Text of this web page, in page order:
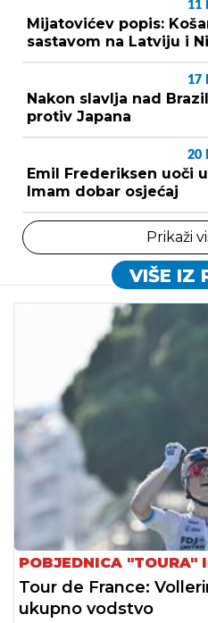
11
Mijatovićev popis:
sastavom na Latviju i
17
Nakon slavlja nad
protiv Japana
20
Emil Frederiksen uoči
Imam dobar osjećaj
Prikaži
VIŠE IZ
POBJEDNICA "TOURA"
Tour de France:
ukupno vodstvo